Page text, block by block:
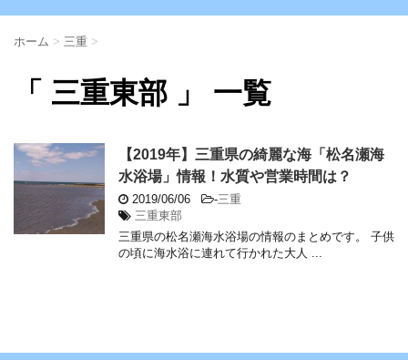
ホーム > 三重 >
「 三重東部 」 一覧
【2019年】三重県の綺麗な海「松名瀬海
水浴場」情報！水質や営業時間は？
2019/06/06 -三重
三重東部
三重県の松名瀬海水浴場の情報のまとめです。 子供
の頃に海水浴に連れて行かれた大人 ...